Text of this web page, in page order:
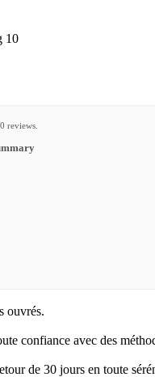
10
reviews.
ouvrés.
confiance avec des
de 30 jours en toute